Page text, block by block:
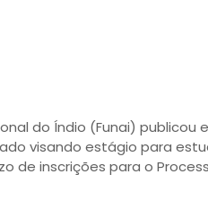
do Índio (Funai)
visando estágio para
de inscrições para o